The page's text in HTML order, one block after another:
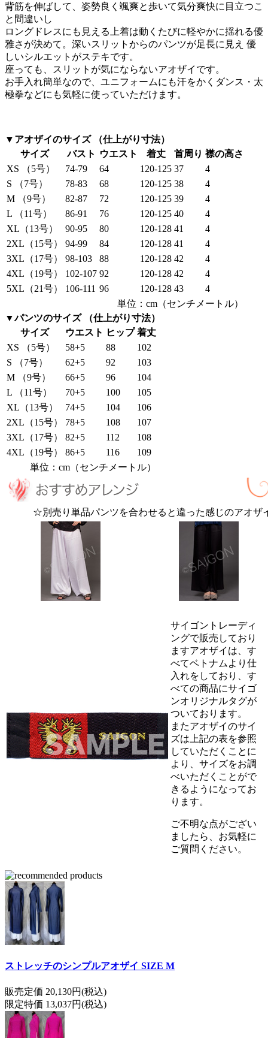
背筋を伸ばして、姿勢良く颯爽と歩いて気分爽快に目立つこ
と間違いし
ロングドレスにも見える上着は動くたびに軽やかに揺れる優
雅さが決めて。深いスリットからのパンツが足長に見え 優
しいシルエットがステキです。
座っても、スリットが気にならないアオザイです。
お手入れ簡単なので、ユニフォームにも汗をかくダンス・太
極拳などにも気軽に使っていただけます。
▼アオザイのサイズ （仕上がり寸法）
サイズ
バスト ウエスト 着丈 首周り 襟の高さ
XS （5号）
74-79 64 120-125 37
4
S （7号）
78-83 68 120-125 38
4
M （9号）
82-87 72 120-125 39
4
L （11号）
86-91 76 120-125 40
4
XL（13号）
90-95 80 120-128 41
4
2XL（15号）
94-99 84 120-128 41
4
3XL（17号）
98-103 88 120-128 42
4
4XL（19号）
102-107 92 120-128 42
4
5XL（21号）
106-111 96 120-128 43
4
単位：cm（センチメートル）
▼パンツのサイズ （仕上がり寸法）
サイズ
ウエスト ヒップ 着丈
XS （5号）
58+5 88
102
S （7号）
62+5 92
103
M （9号）
66+5 96
104
L （11号）
70+5 100
105
XL（13号）
74+5 104
106
2XL（15号）
78+5 108
107
3XL（17号）
82+5 112
108
4XL（19号）
86+5 116
109
単位：cm（センチメートル）
☆別売り単品パンツを合わせると違った感じのアオザ
サイゴントレーディ
ングで販売しており
ますアオザイは、す
べてベトナムより仕
入れをしており、す
べての商品にサイゴ
ンオリジナルタグが
ついております。
またアオザイのサイ
ズは上記の表を参照
していただくことに
より、サイズをお調
べいただくことがで
きるようになってお
ります。
ご不明な点がござい
ましたら、お気軽に
ご質問ください。
ストレッチのシンプルアオザイ SIZE M
販売定価 20,130円(税込)
限定特価 13,037円(税込)